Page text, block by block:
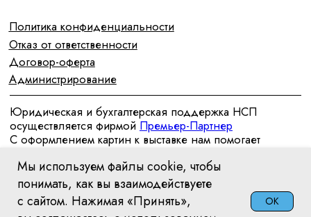
Мы используем файлы cookie, чтобы
понимать, как вы взаимодействуете
с сайтом. Нажимая «Принять»,
OK